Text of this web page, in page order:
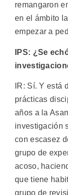
remangaron
en el ámbito
empezar a
IPS: ¿Se
IR: Sí. Y está
prácticas
años a la
investigación
con escasez
grupo de
acoso,
que tiene
grupo de